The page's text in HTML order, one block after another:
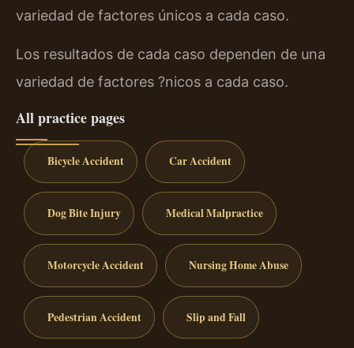
variedad de factores únicos a cada caso.
Los resultados de cada caso dependen de una
variedad de factores ?nicos a cada caso.
All practice pages
Bicycle Accident Car Accident
Dog Bite Injury Medical Malpractice
Motorcycle Accident Nursing Home Abuse
Pedestrian Accident Slip and Fall